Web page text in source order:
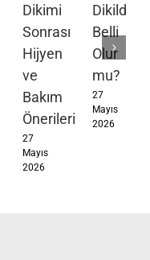
Dikimi
Sonrası
Hijyen
ve
Bakım
Önerileri
27
Mayıs
2026
Dikildiği
Belli
Olur
mu?
27
Mayıs
2026